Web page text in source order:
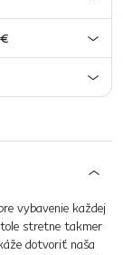
vybavenie každej
stretne takmer
dotvoriť naša